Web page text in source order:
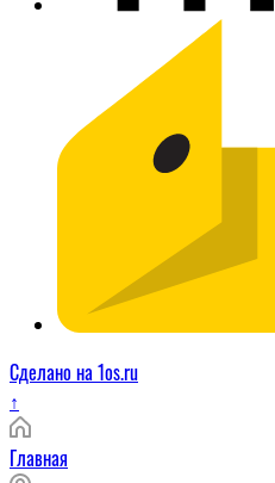
Сделано на 1os.ru
↑
Главная